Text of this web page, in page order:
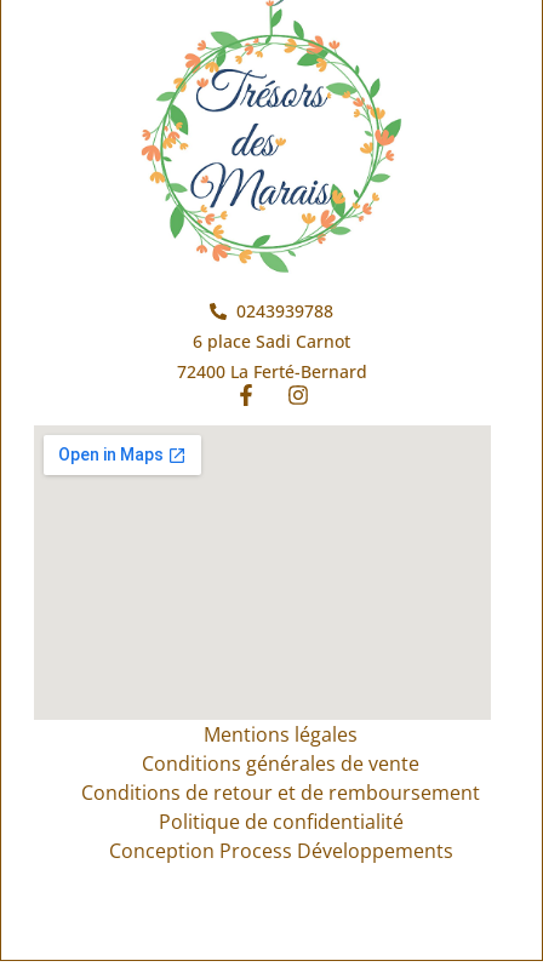
0243939788
6 place Sadi Carnot
72400 La Ferté-Bernard
Mentions légales
Conditions générales de vente
Conditions de retour et de remboursement
Politique de confidentialité
Conception Process Développements